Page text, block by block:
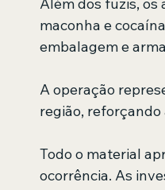
maconha e
embalagem e
A operação
região,
Todo o material
ocorrência. As